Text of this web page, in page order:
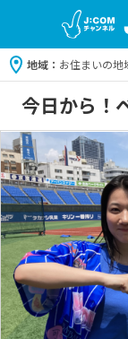
地域： お住まいの地
今日から！